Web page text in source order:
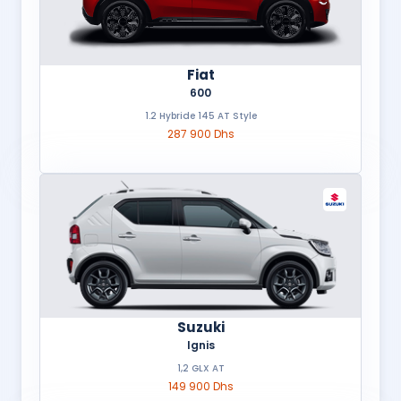
Fiat
600
1.2 Hybride 145 AT Style
287 900 Dhs
Suzuki
Ignis
1,2 GLX AT
149 900 Dhs